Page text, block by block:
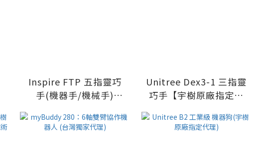
Inspire FTP 五指靈巧
手(機器手/機械手)
RH56DFTP_0R)
Unitree Dex3-1 三指靈
巧手【宇樹原廠指定代